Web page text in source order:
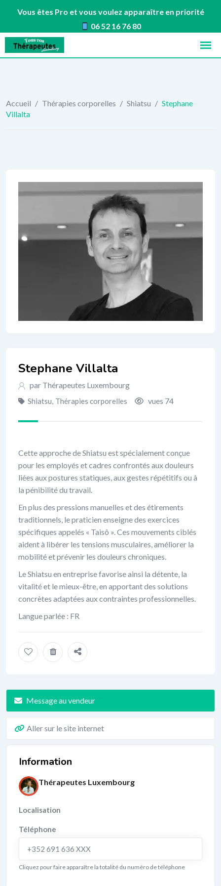
Vous êtes Pro et vous voulez apparaître en priorité
06 52 16 76 80
Skip
content
Accueil / Thérapies corporelles / Shiatsu / Stephane
Villalta
Stephane Villalta
par Thérapeutes Luxembourg
Shiatsu Thérapies corporelles vues 74
Cette approche de Shiatsu est spécialement conçue
pour les employés et cadres confrontés aux douleurs
liées aux postures statiques, aux gestes répétitifs ou à
la pénibilité du travail.
En plus des pressions manuelles et des étirements
traditionnels, le praticien enseigne des exercices
spécifiques appelés « Taisô ». Ces mouvements ciblés
aident à libérer les tensions musculaires, améliorer la
mobilité et prévenir les douleurs chroniques.
Le Shiatsu en entreprise favorise ainsi la détente, la
vitalité et le mieux-être, en apportant des solutions
concrètes adaptées aux contraintes professionnelles.
Langue parlée : FR
Message au vendeur
Aller sur le site internet
Information
Thérapeutes Luxembourg
Localisation
Téléphone
+352 691 636 XXX
Cliquez pour faire apparaître la totalité du numéro de téléphone